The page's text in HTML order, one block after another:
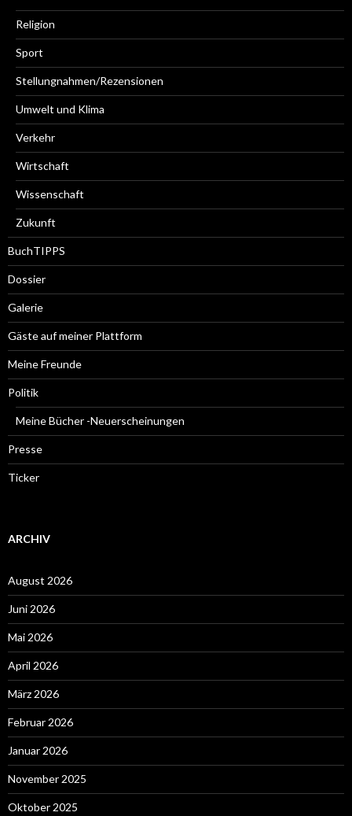
Religion
Sport
Stellungnahmen/Rezensionen
Umwelt und Klima
Verkehr
Wirtschaft
Wissenschaft
Zukunft
BuchTIPPS
Dossier
Galerie
Gäste auf meiner Plattform
Meine Freunde
Politik
Meine Bücher -Neuerscheinungen
Presse
Ticker
ARCHIV
August 2026
Juni 2026
Mai 2026
April 2026
März 2026
Februar 2026
Januar 2026
November 2025
Oktober 2025